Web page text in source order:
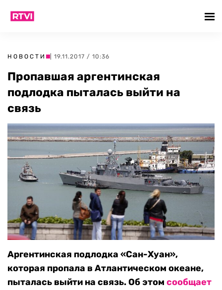
НОВОСТИ | 19.11.2017 / 10:36
Пропавшая аргентинская
подлодка пыталась выйти на
связь
Аргентинская подлодка «Сан-Хуан»,
которая пропала в Атлантическом океане,
пыталась выйти на связь. Об этом сообщает